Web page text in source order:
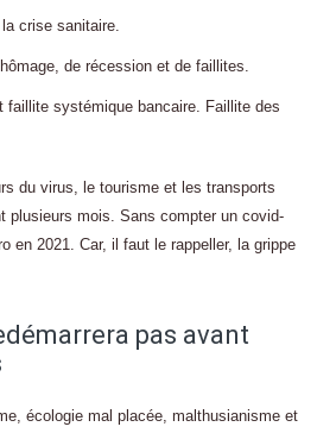
crise sanitaire.
de récession et de faillites.
faillite systémique bancaire. Faillite des
du virus, le tourisme et les transports
plusieurs mois. Sans compter un covid-
en 2021. Car, il faut le rappeller, la grippe
pas avant
écologie mal placée, malthusianisme et